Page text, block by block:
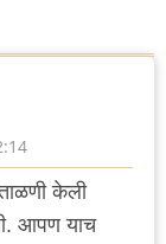
केली
आपण याच